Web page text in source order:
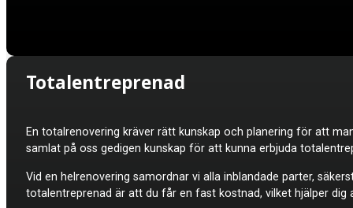
Totalentreprenad
En totalrenovering kräver rätt kunskap och planering för att
samlat på oss gedigen kunskap för att kunna erbjuda
Vid en helrenovering samordnar vi alla inblandade parter,
totalentreprenad är att du får en fast kostnad, vilket hjälper